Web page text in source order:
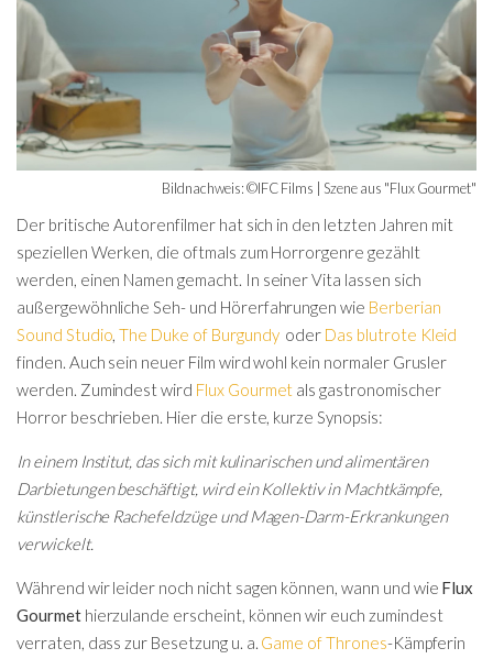
Bildnachweis: ©IFC Films | Szene aus "Flux Gourmet"
Der britische Autorenfilmer hat sich in den letzten Jahren mit
speziellen Werken, die oftmals zum Horrorgenre gezählt
werden, einen Namen gemacht. In seiner Vita lassen sich
außergewöhnliche Seh- und Hörerfahrungen wie Berberian
Sound Studio,The Duke of Burgundyoder Das blutrote Kleid
finden. Auch sein neuer Film wird wohl kein normaler Grusler
werden. Zumindest wird Flux Gourmet als gastronomischer
Horror beschrieben. Hier die erste, kurze Synopsis:
In einem Institut, das sich mit kulinarischen und alimentären
Darbietungen beschäftigt, wird ein Kollektiv in Machtkämpfe,
künstlerische Rachefeldzüge und Magen-Darm-Erkrankungen
verwickelt.
Während wir leider noch nicht sagen können, wann und wie Flux
Gourmethierzulande erscheint, können wir euch zumindest
verraten, dass zur Besetzung u. a. Game of Thrones-Kämpferin